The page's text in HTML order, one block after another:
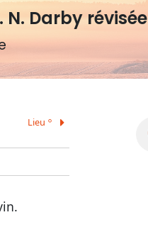
Dictionnaire français du Nouveau Testament
Testament
Darby révisée
Lieu A